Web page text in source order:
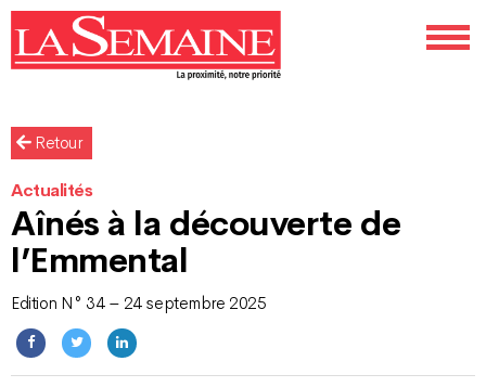
Retour
Actualités
Aînés à la découverte de
l’Emmental
Edition N° 34 – 24 septembre 2025